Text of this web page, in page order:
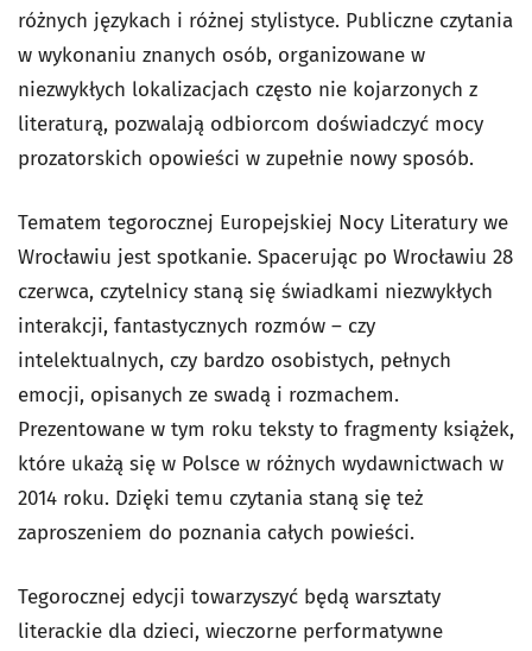
różnych językach i różnej stylistyce. Publiczne czytania
w wykonaniu znanych osób, organizowane w
niezwykłych lokalizacjach często nie kojarzonych z
literaturą, pozwalają odbiorcom doświadczyć mocy
prozatorskich opowieści w zupełnie nowy sposób.
Tematem tegorocznej Europejskiej Nocy Literatury we
Wrocławiu jest spotkanie. Spacerując po Wrocławiu 28
czerwca, czytelnicy staną się świadkami niezwykłych
interakcji, fantastycznych rozmów – czy
intelektualnych, czy bardzo osobistych, pełnych
emocji, opisanych ze swadą i rozmachem.
Prezentowane w tym roku teksty to fragmenty książek,
które ukażą się w Polsce w różnych wydawnictwach w
2014 roku. Dzięki temu czytania staną się też
zaproszeniem do poznania całych powieści.
Tegorocznej edycji towarzyszyć będą warsztaty
literackie dla dzieci, wieczorne performatywne